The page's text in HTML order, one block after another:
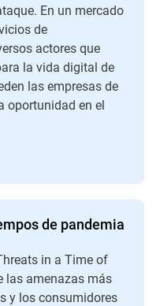
En un mercado
de
actores que
la vida digital de
las empresas de
oportunidad en el
de pandemia
in a Time of
las amenazas más
y los consumidores